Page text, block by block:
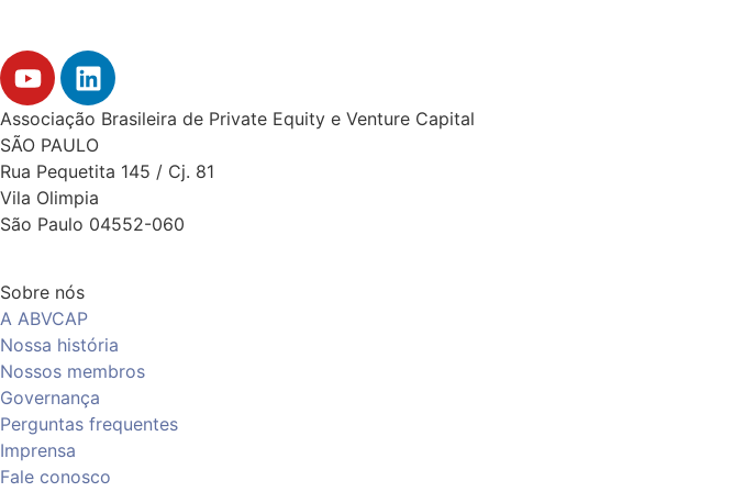
Associação Brasileira de Private Equity e Venture Capital
SÃO PAULO
Rua Pequetita 145 / Cj. 81
Vila Olimpia
São Paulo 04552-060
Sobre nós
A ABVCAP
Nossa história
Nossos membros
Governança
Perguntas frequentes
Imprensa
Fale conosco